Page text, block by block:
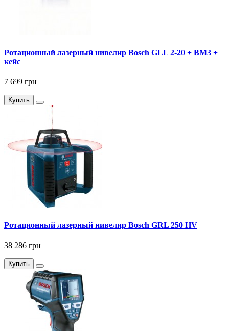
Ротационный лазерный нивелир Bosch GLL 2-20 + BM3 +
кейс
7 699 грн
Купить
Ротационный лазерный нивелир Bosch GRL 250 HV
38 286 грн
Купить